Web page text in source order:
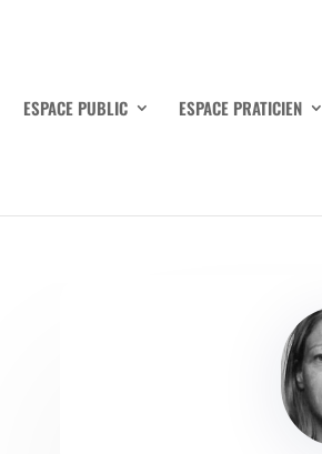
ESPACE PUBLIC ESPACE PRATICIEN